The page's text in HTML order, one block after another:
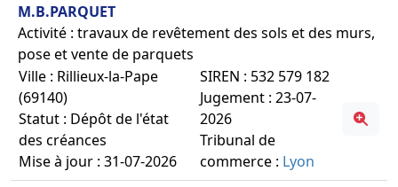
M.B.PARQUET
Activité : travaux de revêtement des sols et des murs,
pose et vente de parquets
Ville : Rillieux-la-Pape
(69140)
Statut : Dépôt de l'état
des créances
Mise à jour : 31-07-2026
SIREN : 532 579 182
Jugement : 23-07-
2026
Tribunal de
commerce : Lyon